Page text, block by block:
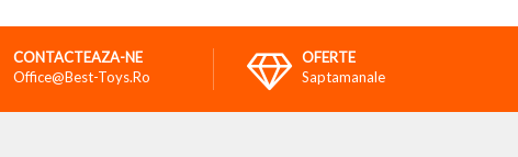
CONTACTEAZA-NE
Office@best-Toys.ro
OFERTE
Saptamanale